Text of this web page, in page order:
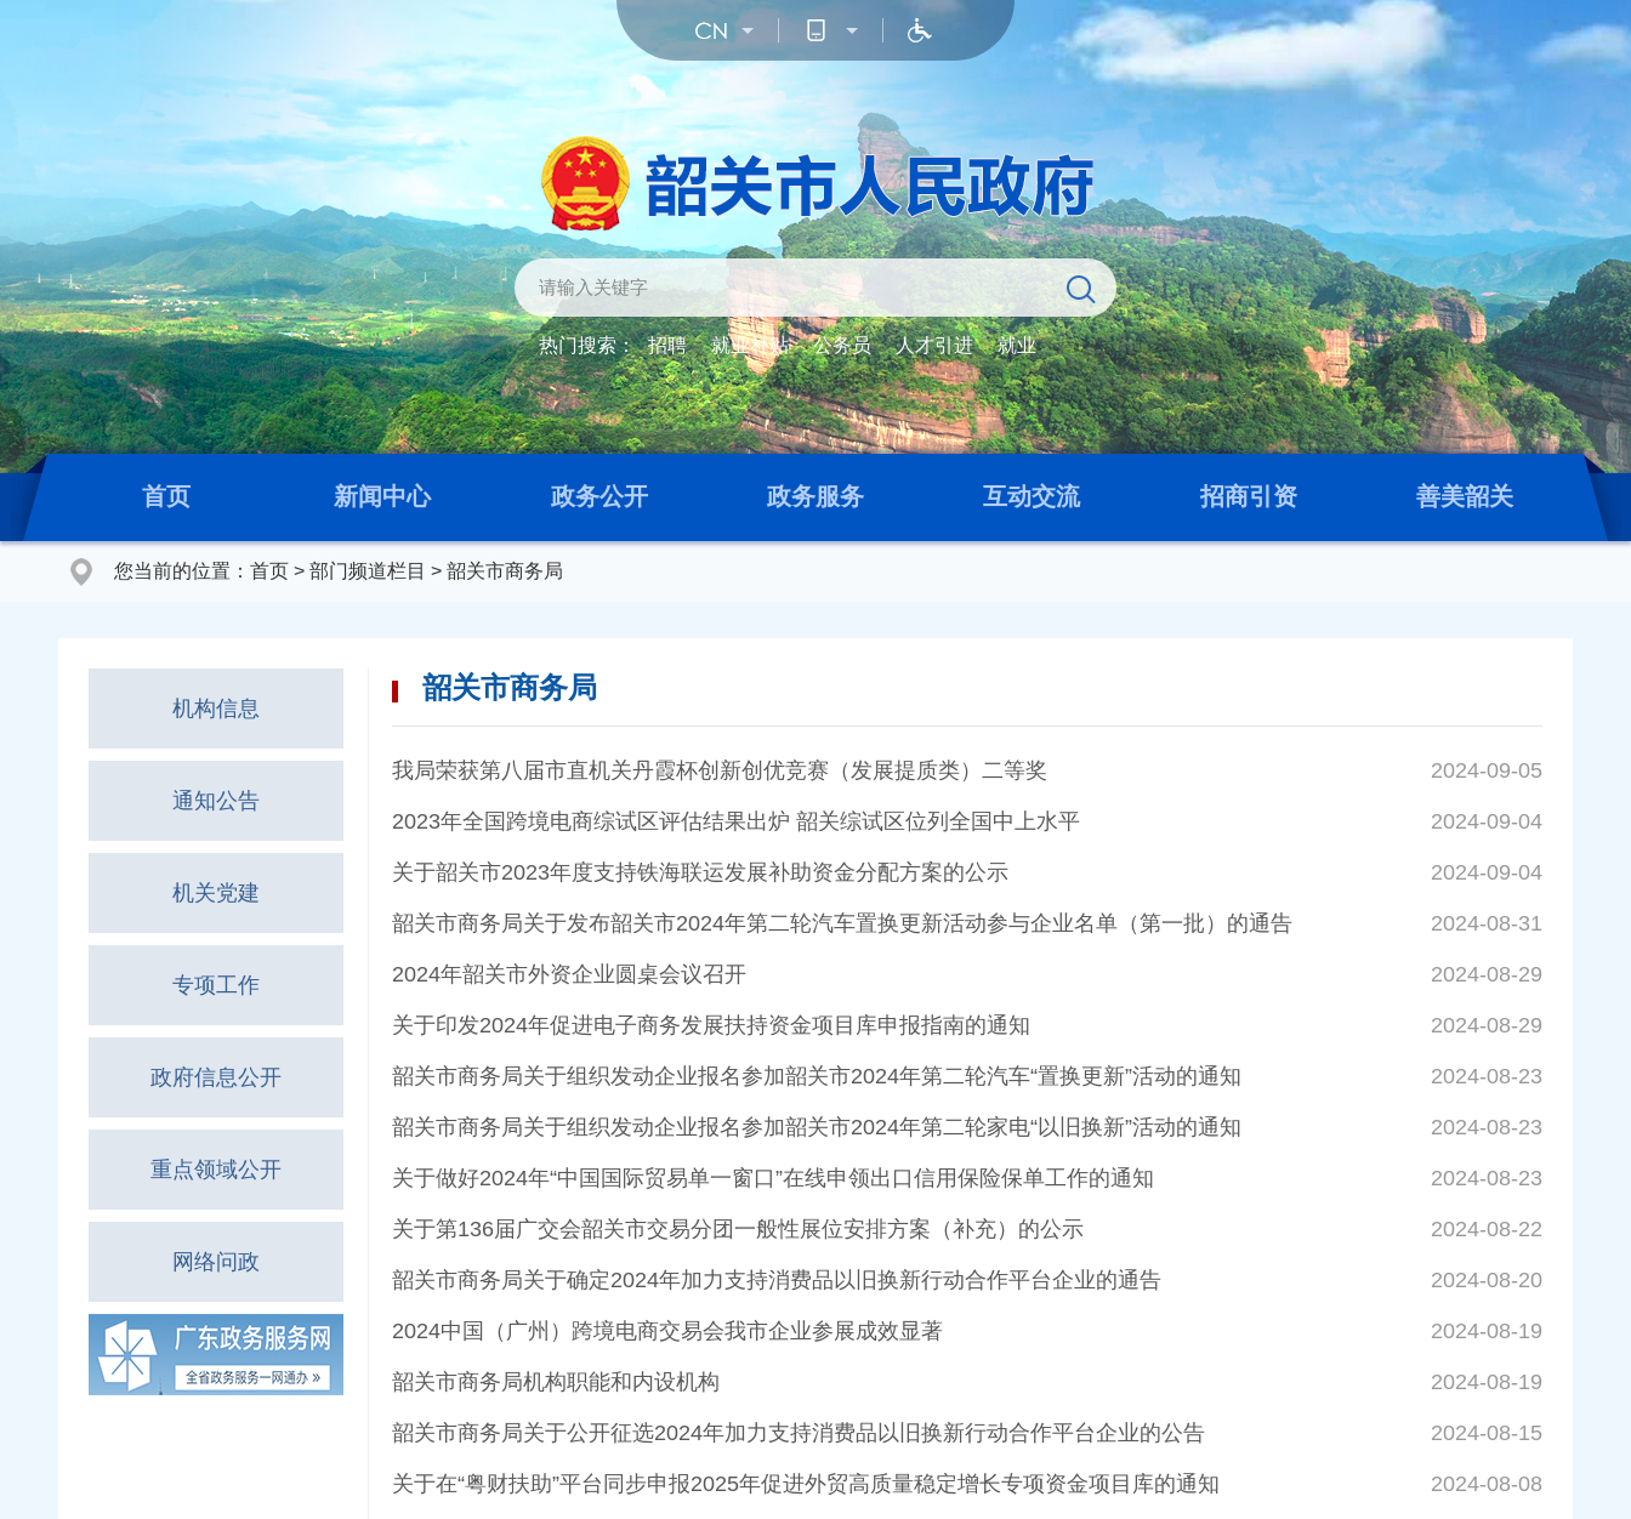
热门搜索： 招聘 就业补贴 公务员 人才引进 就业
首页 新闻中心 政务公开 政务服务 互动交流 招商引资 善美韶关
您当前的位置： 首页 > 部门频道栏目 > 韶关市商务局
机构信息
通知公告
机关党建
专项工作
政府信息公开
重点领域公开
网络问政
韶关市商务局
我局荣获第八届市直机关丹霞杯创新创优竞赛（发展提质类）二等奖 2024-09-05
2023年全国跨境电商综试区评估结果出炉 韶关综试区位列全国中上水平 2024-09-04
关于韶关市2023年度支持铁海联运发展补助资金分配方案的公示 2024-09-04
韶关市商务局关于发布韶关市2024年第二轮汽车置换更新活动参与企业名单（第一批）的通告 2024-08-31
2024年韶关市外资企业圆桌会议召开 2024-08-29
关于印发2024年促进电子商务发展扶持资金项目库申报指南的通知 2024-08-29
韶关市商务局关于组织发动企业报名参加韶关市2024年第二轮汽车“置换更新”活动的通知 2024-08-23
韶关市商务局关于组织发动企业报名参加韶关市2024年第二轮家电“以旧换新”活动的通知 2024-08-23
关于做好2024年“中国国际贸易单一窗口”在线申领出口信用保险保单工作的通知 2024-08-23
关于第136届广交会韶关市交易分团一般性展位安排方案（补充）的公示 2024-08-22
韶关市商务局关于确定2024年加力支持消费品以旧换新行动合作平台企业的通告 2024-08-20
2024中国（广州）跨境电商交易会我市企业参展成效显著 2024-08-19
韶关市商务局机构职能和内设机构 2024-08-19
韶关市商务局关于公开征选2024年加力支持消费品以旧换新行动合作平台企业的公告 2024-08-15
关于在“粤财扶助”平台同步申报2025年促进外贸高质量稳定增长专项资金项目库的通知 2024-08-08